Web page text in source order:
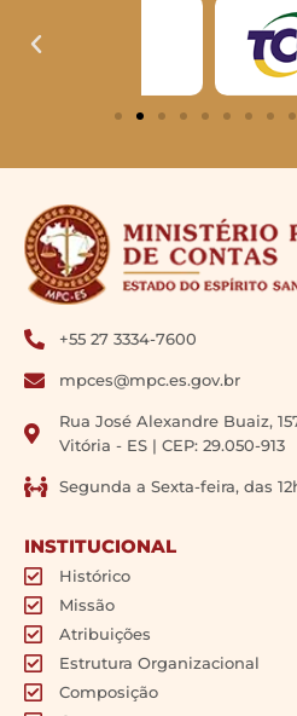
+55 27 3334-7600
mpces@mpc.es.gov.br
Rua José Alexandre Buaiz,
Vitória - ES | CEP: 29.050-913
Segunda a Sexta-feira, das
INSTITUCIONAL
Histórico
Missão
Atribuições
Estrutura Organizacional
Composição